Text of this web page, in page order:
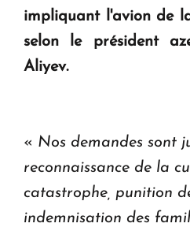
Le premier hôtel Hyatt
ouvrira ses portes à Dilijan
impliquant l'avion de
selon le président
Aliyev.
« Nos demandes sont
reconnaissance de la
catastrophe, punition
indemnisation des